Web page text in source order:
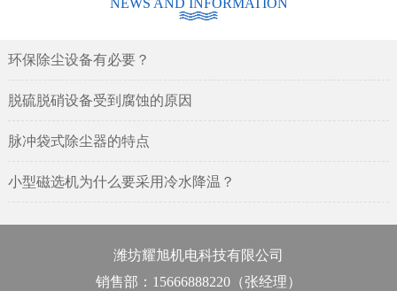
环保除尘设备有必要？
脱硫脱硝设备受到腐蚀的原因
脉冲袋式除尘器的特点
小型磁选机为什么要采用冷水降温？
潍坊耀旭机电科技有限公司
销售部：15666888220（张经理）